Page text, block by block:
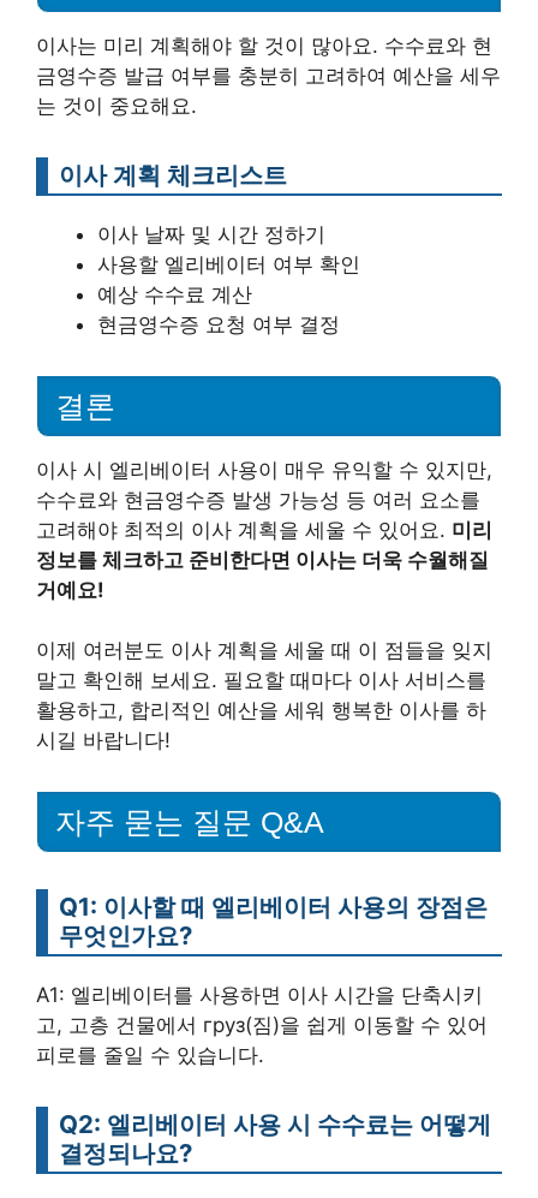
이사는 미리 계획해야 할 것이 많아요. 수수료와 현
금영수증 발급 여부를 충분히 고려하여 예산을 세우
는 것이 중요해요.
이사 계획 체크리스트
이사 날짜 및 시간 정하기
사용할 엘리베이터 여부 확인
예상 수수료 계산
현금영수증 요청 여부 결정
결론
이사 시 엘리베이터 사용이 매우 유익할 수 있지만,
수수료와 현금영수증 발생 가능성 등 여러 요소를
고려해야 최적의 이사 계획을 세울 수 있어요. 미리
정보를 체크하고 준비한다면 이사는 더욱 수월해질
거예요!
이제 여러분도 이사 계획을 세울 때 이 점들을 잊지
말고 확인해 보세요. 필요할 때마다 이사 서비스를
활용하고, 합리적인 예산을 세워 행복한 이사를 하
시길 바랍니다!
자주 묻는 질문 Q&A
Q1: 이사할 때 엘리베이터 사용의 장점은
무엇인가요?
A1: 엘리베이터를 사용하면 이사 시간을 단축시키
고, 고층 건물에서 груз(짐)을 쉽게 이동할 수 있어
피로를 줄일 수 있습니다.
Q2: 엘리베이터 사용 시 수수료는 어떻게
결정되나요?